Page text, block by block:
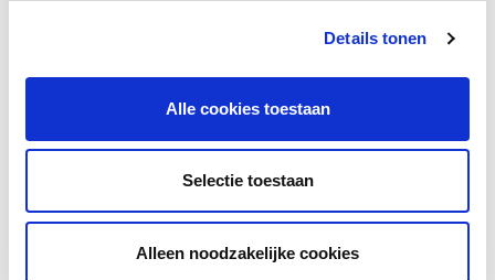
Details tonen
Alle cookies toestaan
Selectie toestaan
Alleen noodzakelijke cookies